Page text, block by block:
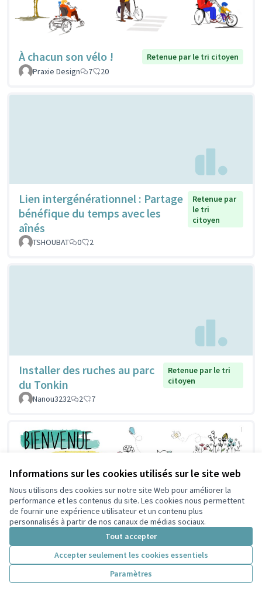
Informations sur les cookies utilisés sur le site web
Nous utilisons des cookies sur notre site Web pour améliorer la
performance et les contenus du site. Les cookies nous permettent
de fournir une expérience utilisateur et un contenu plus
personnalisés à partir de nos canaux de médias sociaux.
Tout accepter
Accepter seulement les cookies essentiels
Paramètres
À chacun son vélo !
Retenue par le tri citoyen
Praxie Design
7 20
Lien intergénérationnel : Partage
bénéfique du temps avec les
aînés
Retenue par
le tri
citoyen
TSHOUBAT 0 2
Installer des ruches au parc
du Tonkin
Retenue par le tri
citoyen
Nanou3232
2 7